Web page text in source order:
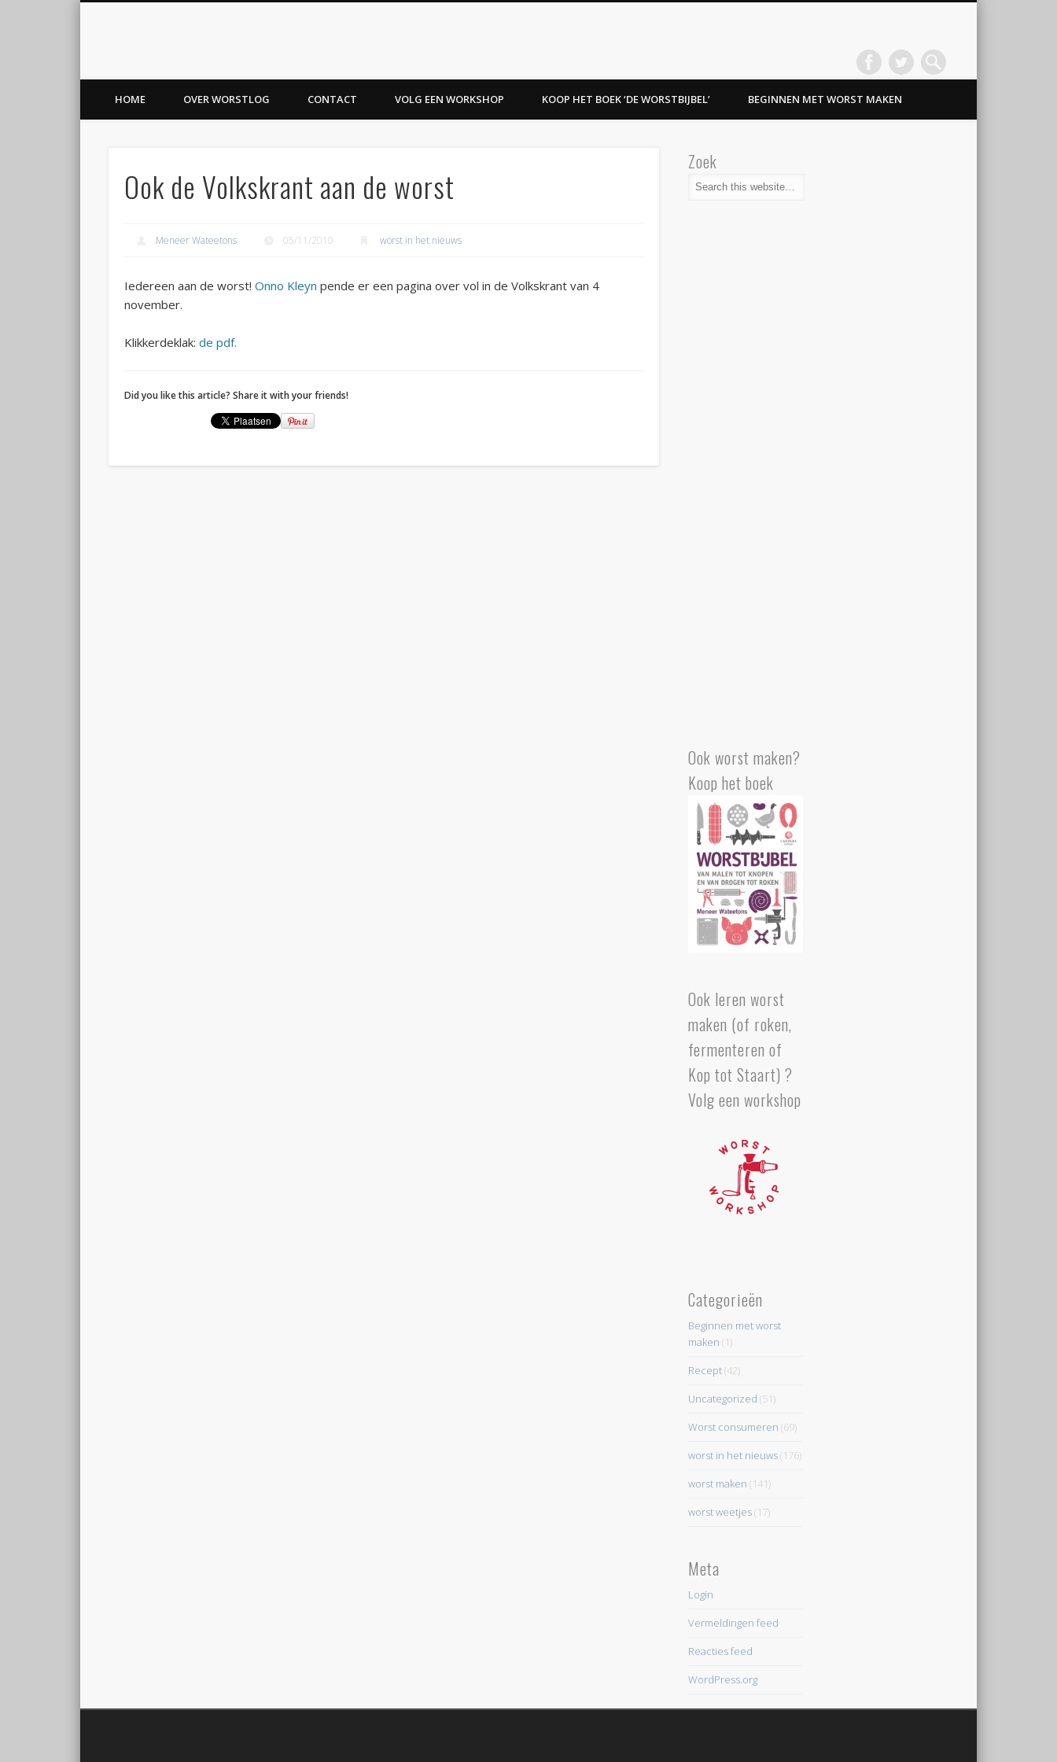
HOME OVER WORSTLOG CONTACT VOLG EEN WORKSHOP KOOP HET BOEK ‘DE WORSTBIJBEL’ BEGINNEN MET WORST MAKEN
Ook de Volkskrant aan de worst
Meneer Wateetons 05/11/2010 worst in het nieuws
Iedereen aan de worst!Onno Kleyn pende er een pagina over vol in de Volkskrant van 4
november.
Klikkerdeklak:de pdf.
Did you like this article? Share it with your friends!
Zoek
Ook worst maken?
Koop het boek
Ook leren worst
maken (of roken,
fermenteren of
Kop tot Staart) ?
Volg een workshop
Categorieën
Beginnen met worst
maken (1)
Recept(42)
Uncategorized (51)
Worst consumeren (69)
worst in het nieuws(176)
worst maken (141)
worst weetjes(17)
Meta
Login
Vermeldingen feed
Reacties feed
WordPress.org